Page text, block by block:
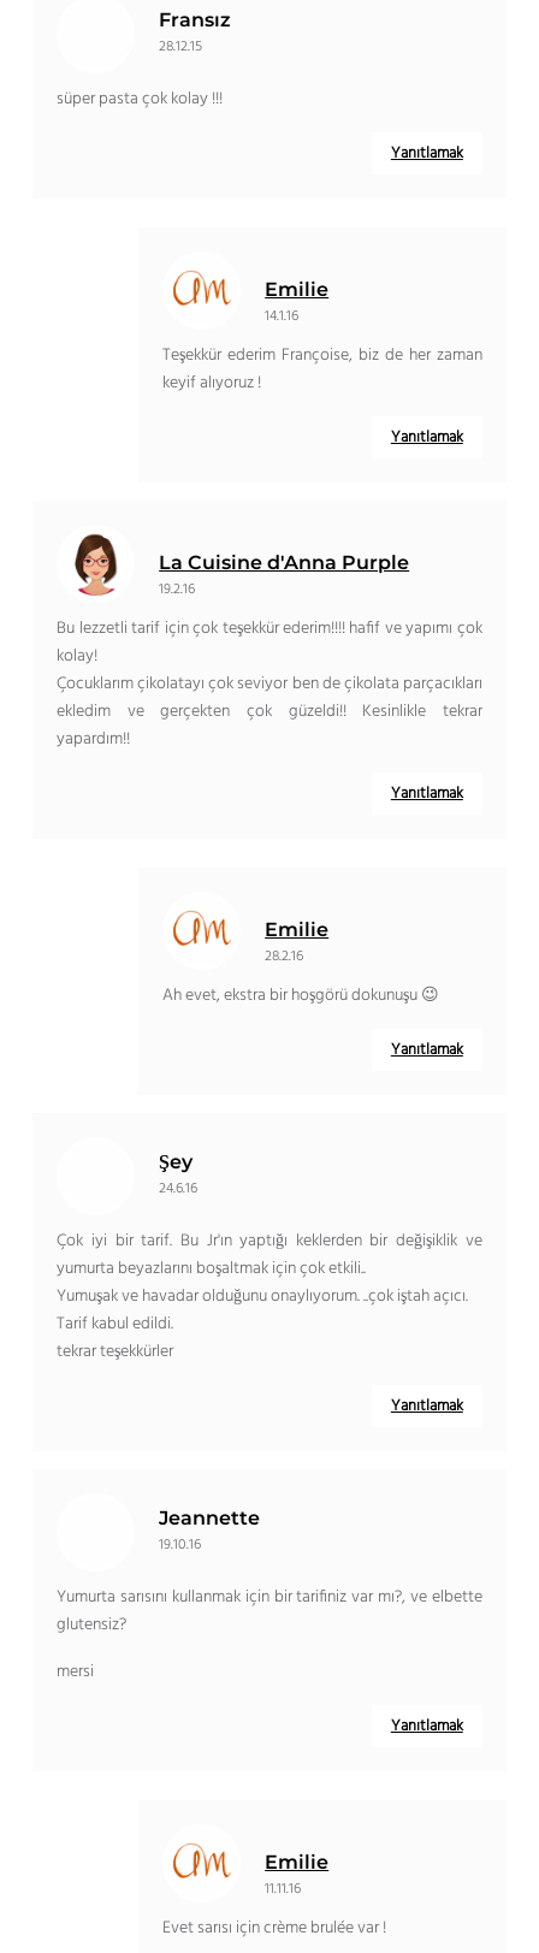
Fransız
28.12.15
süper pasta çok kolay !!!
Yanıtlamak
Emilie
14.1.16
Teşekkür ederim Françoise, biz de her zaman
keyif alıyoruz !
Yanıtlamak
La Cuisine d'Anna Purple
19.2.16
Bu lezzetli tarif için çok teşekkür ederim!!!! hafif ve yapımı çok
kolay!
Çocuklarım çikolatayı çok seviyor ben de çikolata parçacıkları
ekledim ve gerçekten çok güzeldi!! Kesinlikle tekrar
yapardım!!
Yanıtlamak
Emilie
28.2.16
Ah evet, ekstra bir hoşgörü dokunuşu 😉
Yanıtlamak
Şey
24.6.16
Çok iyi bir tarif. Bu Jr'ın yaptığı keklerden bir değişiklik ve
yumurta beyazlarını boşaltmak için çok etkili..
Yumuşak ve havadar olduğunu onaylıyorum. ..çok iştah açıcı.
Tarif kabul edildi.
tekrar teşekkürler
Yanıtlamak
Jeannette
19.10.16
Yumurta sarısını kullanmak için bir tarifiniz var mı?, ve elbette
glutensiz?
mersi
Yanıtlamak
Emilie
11.11.16
Evet sarısı için crème brulée var !